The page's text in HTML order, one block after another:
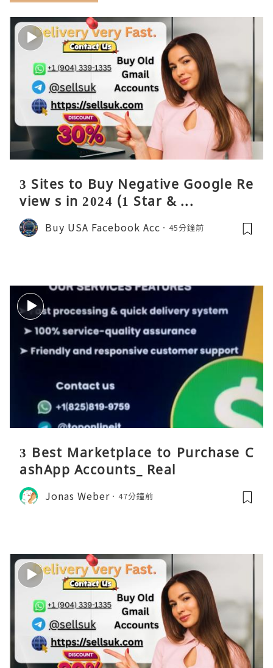
3 Sites to Buy Negative Google Re
view s in 2024 (1 Star & ...
Buy USA Facebook Acc 45分鐘前
3 Best Marketplace to Purchase C
ashApp Accounts_ Real
Jonas Weber 47分鐘前